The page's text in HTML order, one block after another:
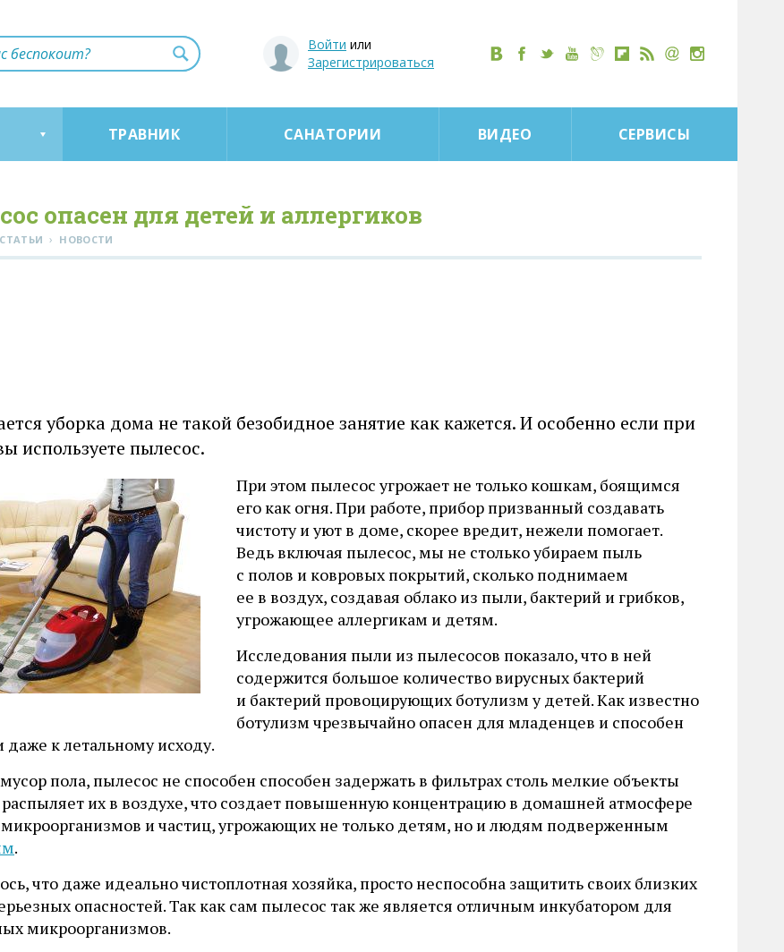
Войти или
Зарегистрироваться
ТРАВНИК САНАТОРИИ ВИДЕО СЕРВИСЫ
опасен для детей и аллергиков
СТАТЬИ › НОВОСТИ
уборка дома не такой безобидное занятие как кажется. И особенно если при
используете пылесос.
При этом пылесос угрожает не только кошкам, боящимся
его как огня. При работе, прибор призванный создавать
чистоту и уют в доме, скорее вредит, нежели помогает.
Ведь включая пылесос, мы не столько убираем пыль
с полов и ковровых покрытий, сколько поднимаем
ее в воздух, создавая облако из пыли, бактерий и грибков,
угрожающее аллергикам и детям.
Исследования пыли из пылесосов показало, что в ней
содержится большое количество вирусных бактерий
и бактерий провоцирующих ботулизм у детей. Как известно
ботулизм чрезвычайно опасен для младенцев и способен
даже к летальному исходу.
пола, пылесос не способен способен задержать в фильтрах столь мелкие объекты
распыляет их в воздухе, что создает повышенную концентрацию в домашней атмосфере
и частиц, угрожающих не только детям, но и людям подверженным
.
что даже идеально чистоплотная хозяйка, просто неспособна защитить своих близких
опасностей. Так как сам пылесос так же является отличным инкубатором для
микроорганизмов.